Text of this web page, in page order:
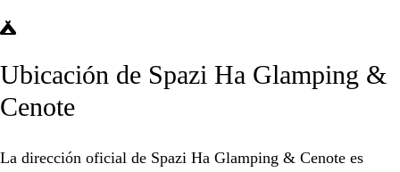
Ubicación de Spazi Ha Glamping &
Cenote
La dirección oficial de Spazi Ha Glamping & Cenote es